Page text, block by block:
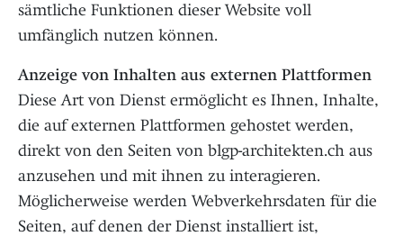
sämtliche Funktionen dieser Website voll
umfänglich nutzen können.
Anzeige von Inhalten aus externen Plattformen
Diese Art von Dienst ermöglicht es Ihnen, Inhalte,
die auf externen Plattformen gehostet werden,
direkt von den Seiten von blgp-architekten.ch aus
anzusehen und mit ihnen zu interagieren.
Möglicherweise werden Webverkehrsdaten für die
Seiten, auf denen der Dienst installiert ist,